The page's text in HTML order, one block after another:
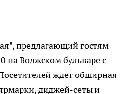
предлагающий гостям
на Волжском бульваре с
ждет обширная
диджей-сеты и